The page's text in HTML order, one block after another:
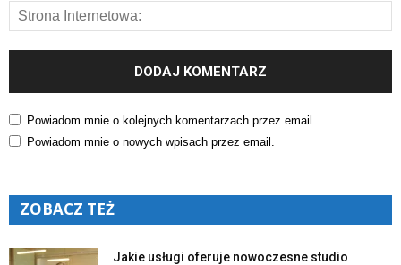
Powiadom mnie o kolejnych komentarzach przez email.
Powiadom mnie o nowych wpisach przez email.
ZOBACZ TEŻ
Jakie usługi oferuje nowoczesne studio